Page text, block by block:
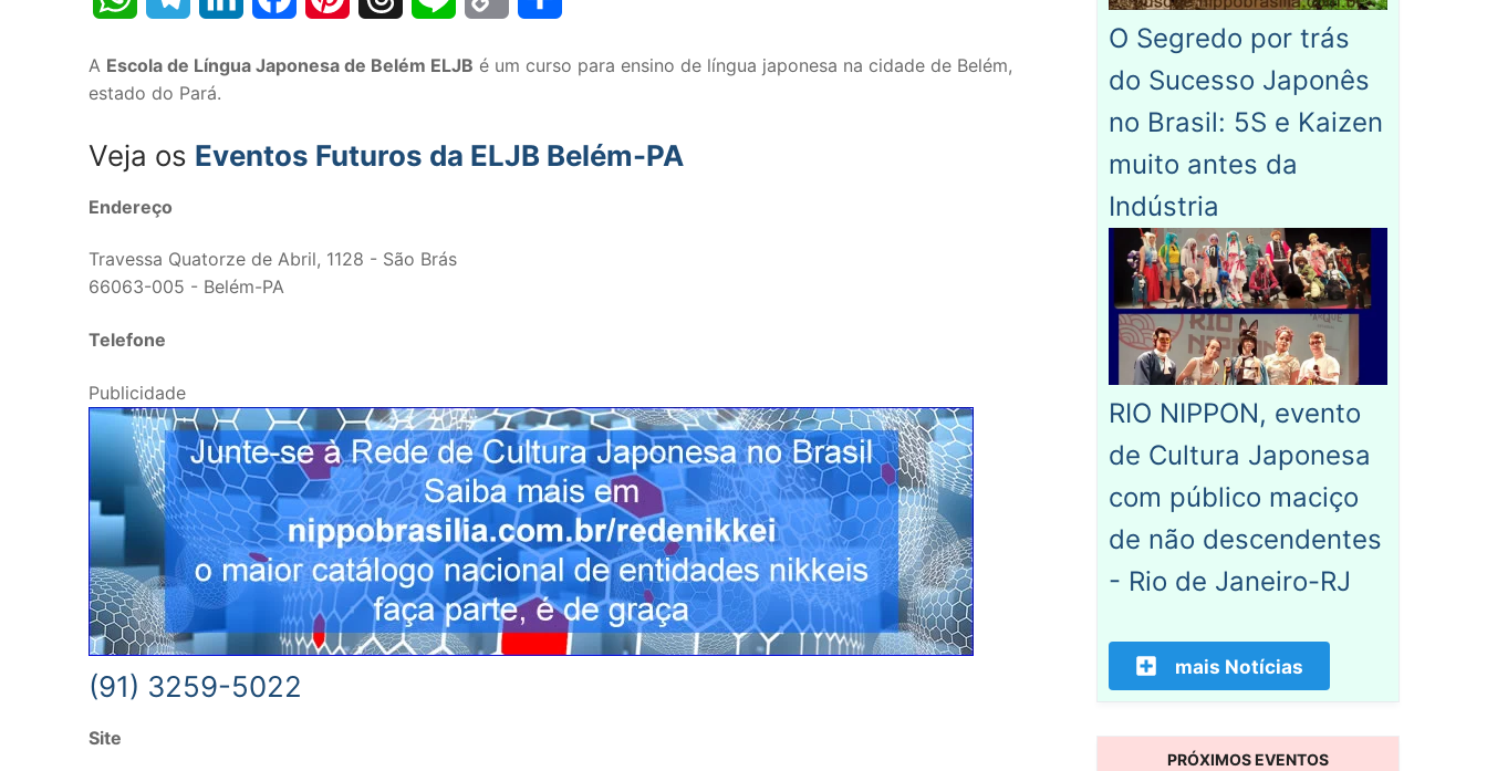
A Escola de Língua Japonesa de Belém ELJB é um curso para ensino de língua japonesa na cidade de Belém,
estado do Pará.
Veja os Eventos Futuros da ELJB Belém-PA
Endereço
Travessa Quatorze de Abril, 1128 - São Brás
66063-005 - Belém-PA
Telefone
Publicidade
(91) 3259-5022
Site
O Segredo por trás
do Sucesso Japonês
no Brasil: 5S e Kaizen
muito antes da
Indústria
RIO NIPPON, evento
de Cultura Japonesa
com público maciço
de não descendentes
- Rio de Janeiro-RJ
mais Notícias
PRÓXIMOS EVENTOS